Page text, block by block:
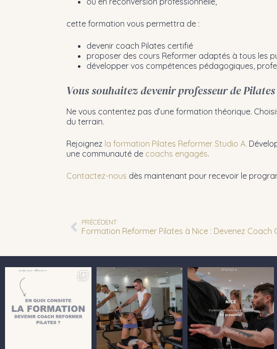
cette formation vous permettra de :
devenir coach Pilates certifié
proposer des cours Reformer adaptés à tous les
développer vos compétences pédagogiques,
Vous souhaitez devenir professeur de
Ne vous contentez pas d’une formation théorique.
du terrain.
Rejoignez la formation Pilates Reformer Studio A.
une communauté de coachs engagés.
Contactez-nous dès maintenant pour recevoir le
PRÉCÉDENT